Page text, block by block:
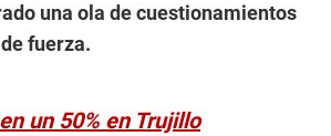
una ola de cuestionamientos
fuerza.
un 50% en Trujillo